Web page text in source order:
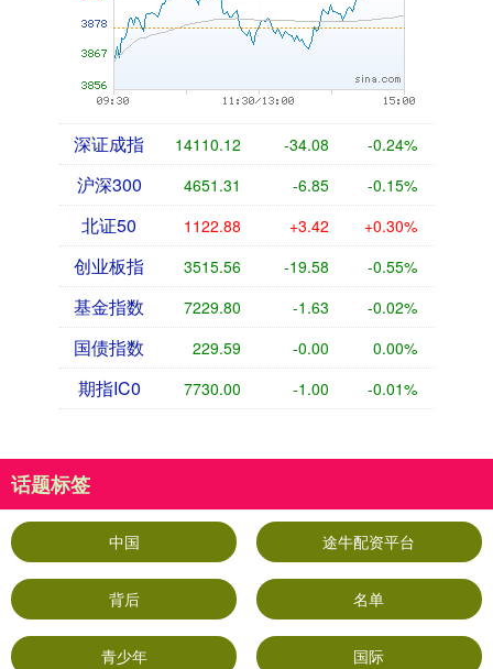
深证成指 14110.12 -34.08 -0.24%
沪深300 4651.31 -6.85 -0.15%
北证50 1122.88 +3.42 +0.30%
创业板指 3515.56 -19.58 -0.55%
基金指数 7229.80 -1.63 -0.02%
国债指数 229.59 -0.00 0.00%
期指IC0 7730.00 -1.00 -0.01%
话题标签
中国 途牛配资平台
背后 名单
青少年 国际